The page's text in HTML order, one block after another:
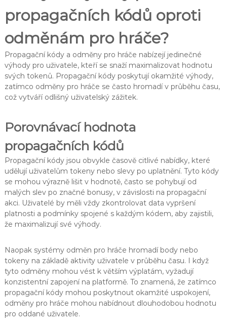
propagačních kódů oproti
odměnám pro hráče?
Propagační kódy a odměny pro hráče nabízejí jedinečné
výhody pro uživatele, kteří se snaží maximalizovat hodnotu
svých tokenů. Propagační kódy poskytují okamžité výhody,
zatímco odměny pro hráče se často hromadí v průběhu času,
což vytváří odlišný uživatelský zážitek.
Porovnávací hodnota
propagačních kódů
Propagační kódy jsou obvykle časově citlivé nabídky, které
udělují uživatelům tokeny nebo slevy po uplatnění. Tyto kódy
se mohou výrazně lišit v hodnotě, často se pohybují od
malých slev po značné bonusy, v závislosti na propagační
akci. Uživatelé by měli vždy zkontrolovat data vypršení
platnosti a podmínky spojené s každým kódem, aby zajistili,
že maximalizují své výhody.
Naopak systémy odměn pro hráče hromadí body nebo
tokeny na základě aktivity uživatele v průběhu času. I když
tyto odměny mohou vést k větším výplatám, vyžadují
konzistentní zapojení na platformě. To znamená, že zatímco
propagační kódy mohou poskytnout okamžité uspokojení,
odměny pro hráče mohou nabídnout dlouhodobou hodnotu
pro oddané uživatele.